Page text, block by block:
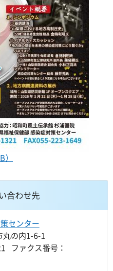
合わせ先
センター
の内1-6-1
ファクス番号：